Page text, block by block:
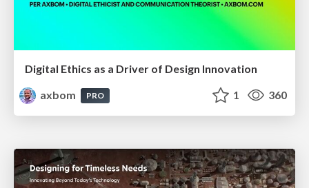
Digital Ethics as a Driver of Design Innovation
axbom
PRO 1 360